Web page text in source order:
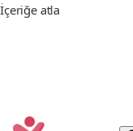
İçeriğe atla